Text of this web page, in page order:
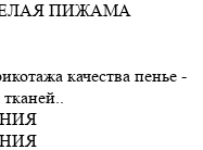
качества пенье -